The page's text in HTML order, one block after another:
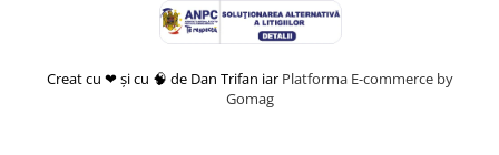
Creat cu ❤ și cu 🧠 de Dan Trifan iar Platforma E-commerce by
Gomag